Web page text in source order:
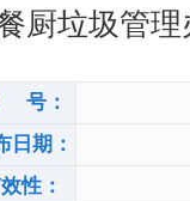
厨垃圾管
号：
日期：
性：